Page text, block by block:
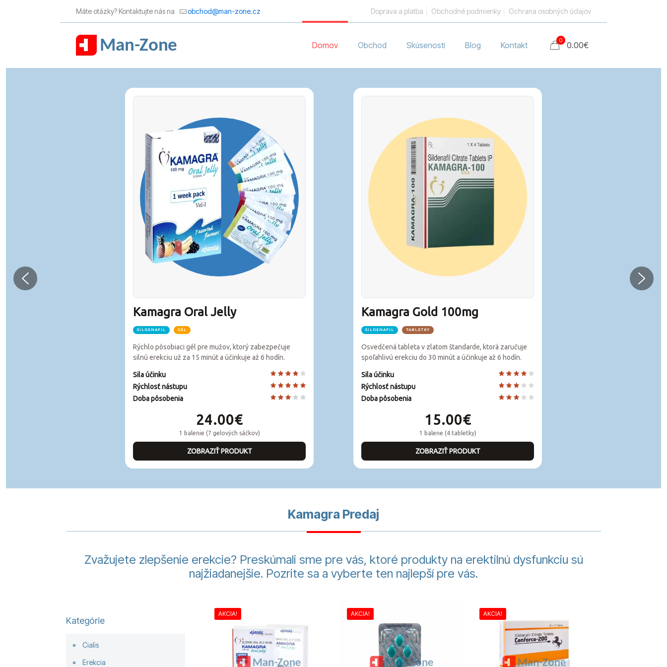
Máte otázky? Kontaktujte nás na obchod@man-zone.cz Doprava a platba Obchodné podmienky Ochrana osobných údajov
Domov Obchod Skúsenosti Blog Kontakt 0 0.00€
Kamagra Oral Jelly
SILDENAFIL GÉL
Rýchlo pôsobiaci gél pre mužov, ktorý zabezpečuje
silnú erekciu už za 15 minút a účinkuje až 6 hodín.
Sila účinku
Rýchlosť nástupu
Doba pôsobenia
24.00€
1 balenie (7 gelových sáčkov)
ZOBRAZIŤ PRODUKT
Kamagra Gold 100mg
SILDENAFIL TABLETKY
Osvedčená tableta v zlatom štandarde, ktorá zaručuje
spoľahlivú erekciu do 30 minút a účinkuje až 6 hodín.
Sila účinku
Rýchlosť nástupu
Doba pôsobenia
15.00€
1 balene (4 tabletky)
ZOBRAZIŤ PRODUKT
Kamagra Predaj
Zvažujete zlepšenie erekcie? Preskúmali sme pre vás, ktoré produkty na erektilnú dysfunkciu sú
najžiadanejšie. Pozrite sa a vyberte ten najlepší pre vás.
Kategórie
Cialis
Erekcia
AKCIA! AKCIA! AKCIA!